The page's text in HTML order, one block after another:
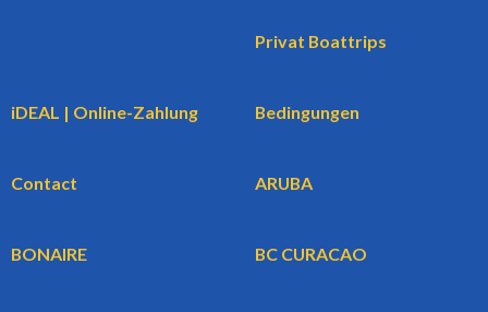
Privat Boattrips
iDEAL | Online-Zahlung Bedingungen
Contact ARUBA
BONAIRE BC CURACAO